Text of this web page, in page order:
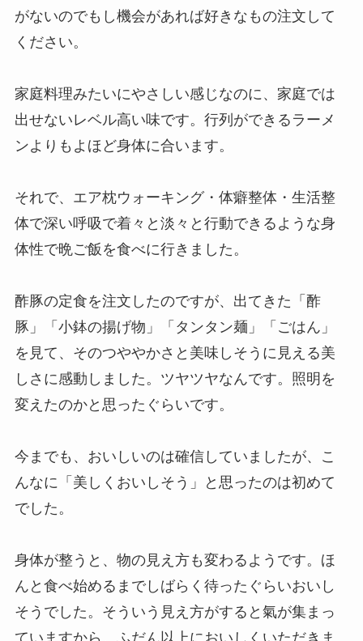
がないのでもし機会があれば好きなもの注文して
ください。
家庭料理みたいにやさしい感じなのに、家庭では
出せないレベル高い味です。行列ができるラーメ
ンよりもよほど身体に合います。
それで、エア枕ウォーキング・体癖整体・生活整
体で深い呼吸で着々と淡々と行動できるような身
体性で晩ご飯を食べに行きました。
酢豚の定食を注文したのですが、出てきた「酢
豚」「小鉢の揚げ物」「タンタン麺」「ごはん」
を見て、そのつややかさと美味しそうに見える美
しさに感動しました。ツヤツヤなんです。照明を
変えたのかと思ったぐらいです。
今までも、おいしいのは確信していましたが、こ
んなに「美しくおいしそう」と思ったのは初めて
でした。
身体が整うと、物の見え方も変わるようです。ほ
んと食べ始めるまでしばらく待ったぐらいおいし
そうでした。そういう見え方がすると氣が集まっ